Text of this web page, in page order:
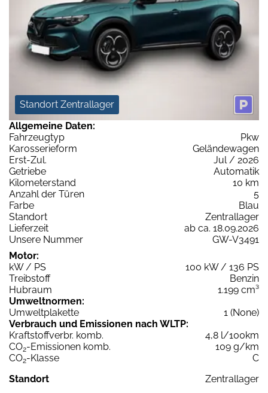
Standort Zentrallager
Allgemeine Daten:
Fahrzeugtyp
Pkw
Karosserieform
Geländewagen
Erst-Zul.
Jul / 2026
Getriebe
Automatik
Kilometerstand
10 km
Anzahl der Türen
5
Farbe
Blau
Standort
Zentrallager
Lieferzeit
ab ca. 18.09.2026
Unsere Nummer
GW-V3491
Motor:
kW / PS
100 kW / 136 PS
Treibstoff
Benzin
Hubraum
1.199 cm³
Umweltnormen:
Umweltplakette
1 (None)
Verbrauch und Emissionen nach WLTP:
Kraftstoffverbr. komb.
4,8 l/100km
CO2-Emissionen komb.
109 g/km
CO2-Klasse
C
Standort
Zentrallager